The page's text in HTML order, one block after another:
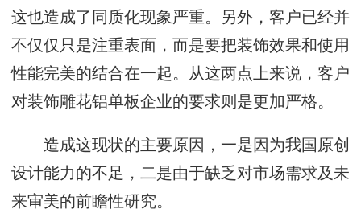
这也造成了同质化现象严重。另外，客户已经并
不仅仅只是注重表面，而是要把装饰效果和使用
性能完美的结合在一起。从这两点上来说，客户
对装饰雕花铝单板企业的要求则是更加严格。
造成这现状的主要原因，一是因为我国原创
设计能力的不足，二是由于缺乏对市场需求及未
来审美的前瞻性研究。